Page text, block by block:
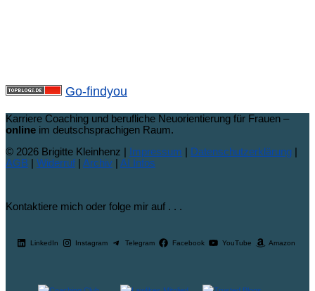
Go-findyou
Karriere Coaching und berufliche Neuorientierung für Frauen –
online im deutschsprachigen Raum.
© 2026 Brigitte Kleinhenz | Impressum | Datenschutzerklärung |
AGB | Widerruf | Archiv | AI Infos
Kontaktiere mich oder folge mir auf . . .
LinkedIn Instagram Telegram Facebook YouTube Amazon